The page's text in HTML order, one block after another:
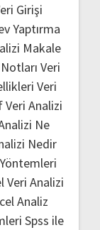
Girişi
Yaptırma
Makale
Veri
Veri
Veri Analizi
Ne
Nedir
Veri Analizi
Analiz
Spss ile